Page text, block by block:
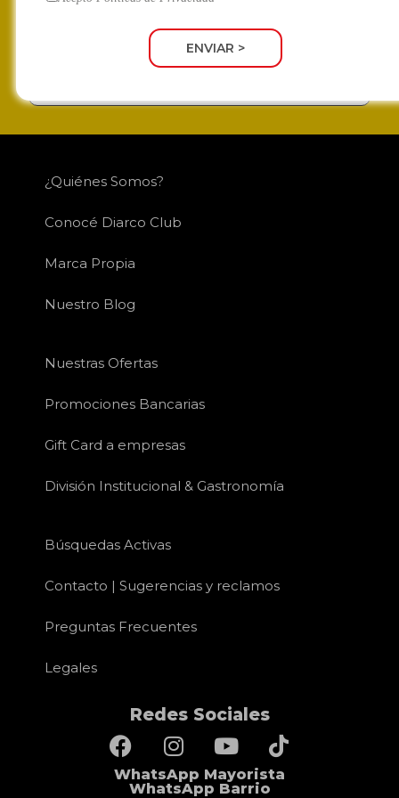
¿Quiénes Somos?
Conocé Diarco Club
Marca Propia
Nuestro Blog
Nuestras Ofertas
Promociones Bancarias
Gift Card a empresas
División Institucional & Gastronomía
Búsquedas Activas
Contacto | Sugerencias y reclamos
Preguntas Frecuentes
Legales
Redes Sociales
WhatsApp Mayorista
WhatsApp Barrio
ENVIAR >